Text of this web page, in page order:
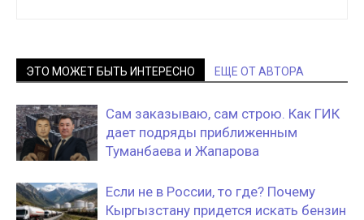
ЭТО МОЖЕТ БЫТЬ ИНТЕРЕСНО ЕЩЕ ОТ АВТОРА
Сам заказываю, сам строю. Как ГИК
дает подряды приближенным
Туманбаева и Жапарова
Если не в России, то где? Почему
Кыргызстану придется искать бензин